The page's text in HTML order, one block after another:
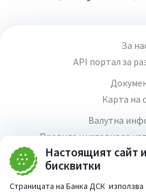
Настоящият сайт
бисквитки
Страницата на Банка ДСК
За
API портал за
Карта на
Валутна
Правила и условия за
Медия